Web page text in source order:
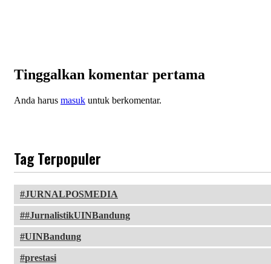
Tinggalkan komentar pertama
Anda harus masuk untuk berkomentar.
Tag Terpopuler
JURNALPOSMEDIA
#JurnalistikUINBandung
UINBandung
prestasi